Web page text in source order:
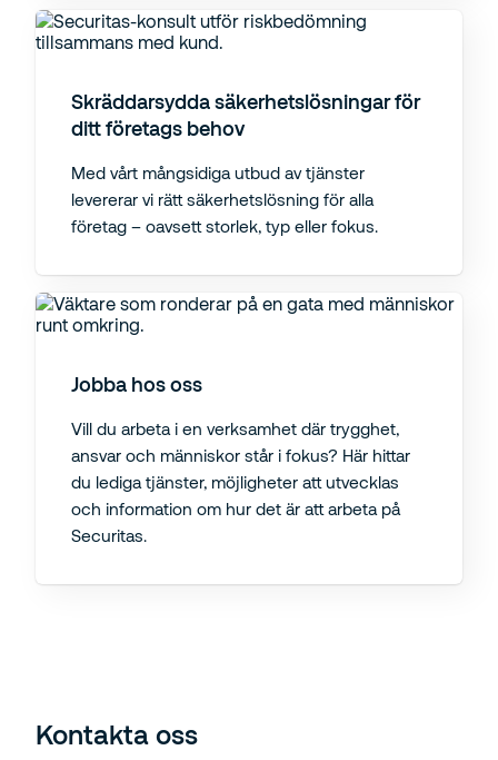
Skräddarsydda säkerhetslösningar för
ditt företags behov
Med vårt mångsidiga utbud av tjänster
levererar vi rätt säkerhetslösning för alla
företag – oavsett storlek, typ eller fokus.
Jobba hos oss
Vill du arbeta i en verksamhet där trygghet,
ansvar och människor står i fokus? Här hittar
du lediga tjänster, möjligheter att utvecklas
och information om hur det är att arbeta på
Securitas.
Kontakta oss